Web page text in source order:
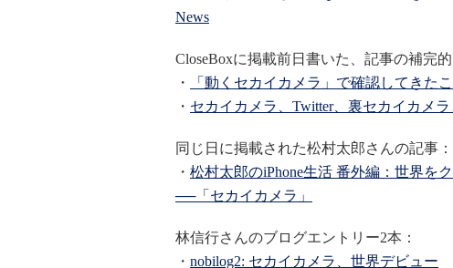
News
CloseBoxに掲載前日書いた、記事の補完
・
「動くセカイカメラ」で確認してきた
・ セカイカメラ、Twitter、裏セカイカメ
同じ日に掲載された松村太郎さんの記事：
・ 松村太郎のiPhone生活 番外編：世界を
──「セカイカメラ」
林信行さんのブログエントリー2本：
・ nobilog2: セカイカメラ、世界デビュー